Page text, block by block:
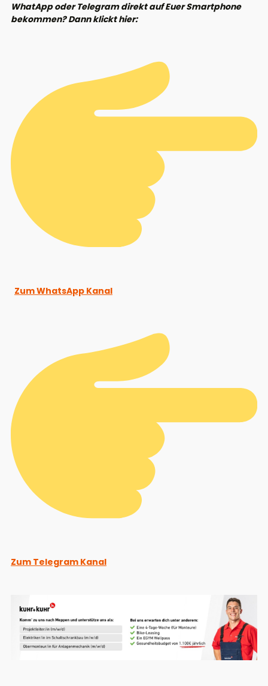
WhatApp oder Telegram direkt auf Euer Smartphone
bekommen? Dann klickt hier:
Zum WhatsApp Kanal
Zum Telegram Kanal